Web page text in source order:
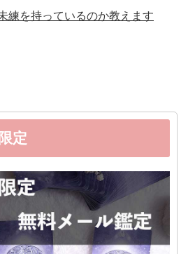
練を持っているのか教えます
定